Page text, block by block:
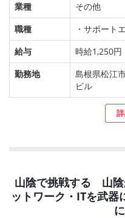
業種
その他
職種
・サポート
給与
時給1,250円
勤務地
島根県松江
ビル
山陰で挑戦する 山陰
ットワーク・ITを武器